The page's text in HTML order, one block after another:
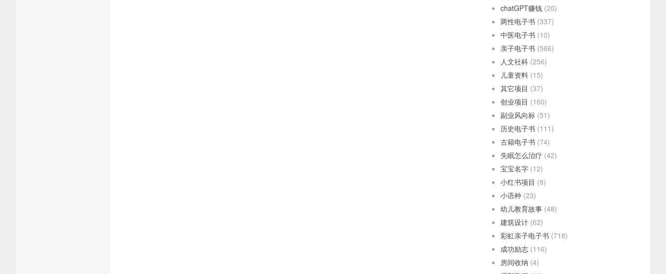
chatGPT赚钱 (20)
两性电子书 (337)
中医电子书 (10)
亲子电子书 (566)
人文社科 (256)
儿童资料 (15)
其它项目 (37)
创业项目 (160)
副业风向标 (51)
历史电子书 (111)
古籍电子书 (74)
失眠怎么治疗 (42)
宝宝名字 (12)
小红书项目 (8)
小语种 (23)
幼儿教育故事 (48)
建筑设计 (62)
彩虹亲子电子书 (718)
成功励志 (116)
房间收纳 (4)